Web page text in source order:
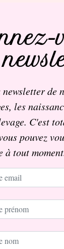
newsletter de
les
C'est
pouvez
à tout